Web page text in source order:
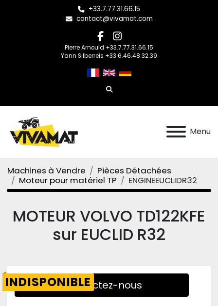
+33.7.77.31.66.15
contact@vivamat.com
facebook
instagram
Pierre Arnould +33.7.77.31.66.15
Yann Silberreis +33.6.46.48.32.39
Rechercher
Menu
Machines à Vendre
Pièces Détachées
Moteur pour matériel TP
ENGINEEUCLIDR32
MOTEUR VOLVO TD122KFE
sur EUCLID R32
INDISPONIBLEContactez-nous